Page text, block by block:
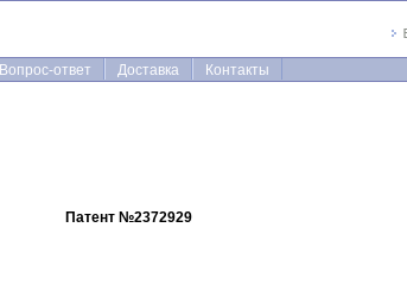
Вопрос-ответ Доставка Контакты
Патент №2372929